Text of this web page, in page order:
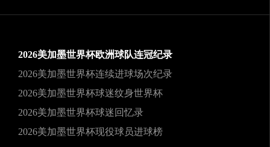
2026美加墨世界杯欧洲球队连冠纪录
2026美加墨世界杯连续进球场次纪录
2026美加墨世界杯球迷纹身世界杯
2026美加墨世界杯球迷回忆录
2026美加墨世界杯现役球员进球榜